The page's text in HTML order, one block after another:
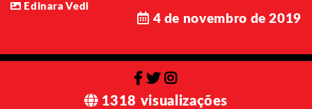
Edinara Vedi
4 de novembro de 2019
1318 visualizações